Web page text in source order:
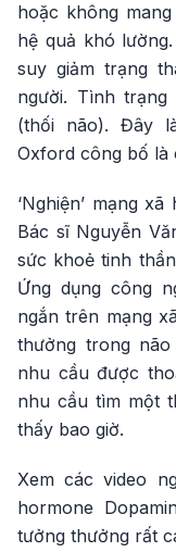
hoặc không
hệ quả khó
suy giảm trạng
người. Tình
(thối não). Đây
Oxford công bố là
‘Nghiện’ mạng
Bác sĩ Nguyễn
sức khoẻ tinh
Ứng dụng công
ngắn trên mạng
thưởng trong
nhu cầu được
nhu cầu tìm một
thấy bao giờ.
Xem các video
hormone
tưởng thưởng rất